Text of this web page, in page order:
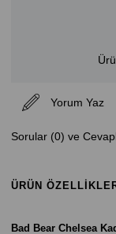
Yorum Yaz
Sorular (0) ve
ÜRÜN
Bad Bear Chelsea